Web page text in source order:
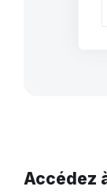
Accédez